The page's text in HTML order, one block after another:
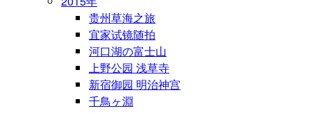
贵州草海之旅
宜家试镜随拍
河口湖の富士山
上野公园 浅草寺
新宿御园 明治神宫
千鳥ヶ淵